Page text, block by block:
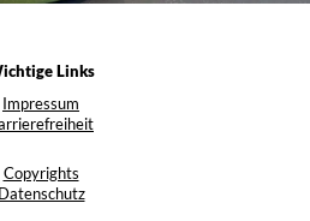
Links
Impressum
Copyrights
Datenschutz